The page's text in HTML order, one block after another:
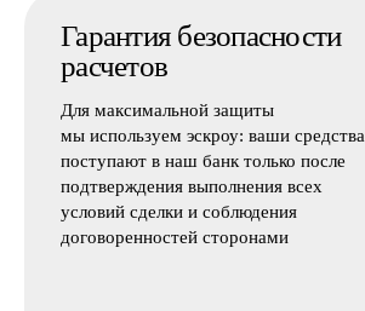
Гарантия безопасности
расчетов
Для максимальной защиты
мы используем эскроу: ваши средства
поступают в наш банк только после
подтверждения выполнения всех
условий сделки и соблюдения
договоренностей сторонами